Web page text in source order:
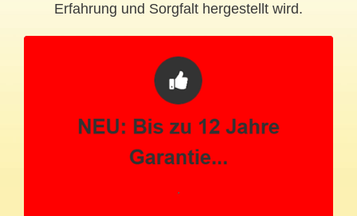
Erfahrung und Sorgfalt hergestellt wird.